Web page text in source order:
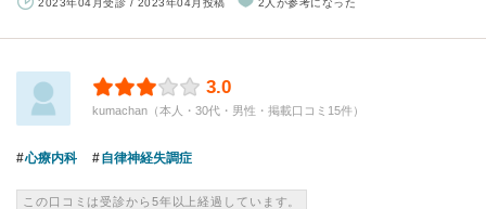
2023年04月受診 / 2023年04月投稿 2人が参考になった
3.0
kumachan（本人・30代・男性・掲載口コミ15件）
心療内科 自律神経失調症
この口コミは受診から5年以上経過しています。